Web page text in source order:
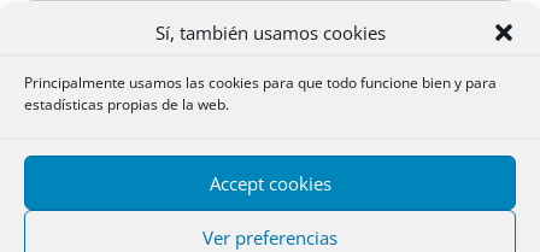
Sí, también usamos cookies
Principalmente usamos las cookies para que todo funcione bien y para
estadísticas propias de la web.
Accept cookies
Ver preferencias
Acceder